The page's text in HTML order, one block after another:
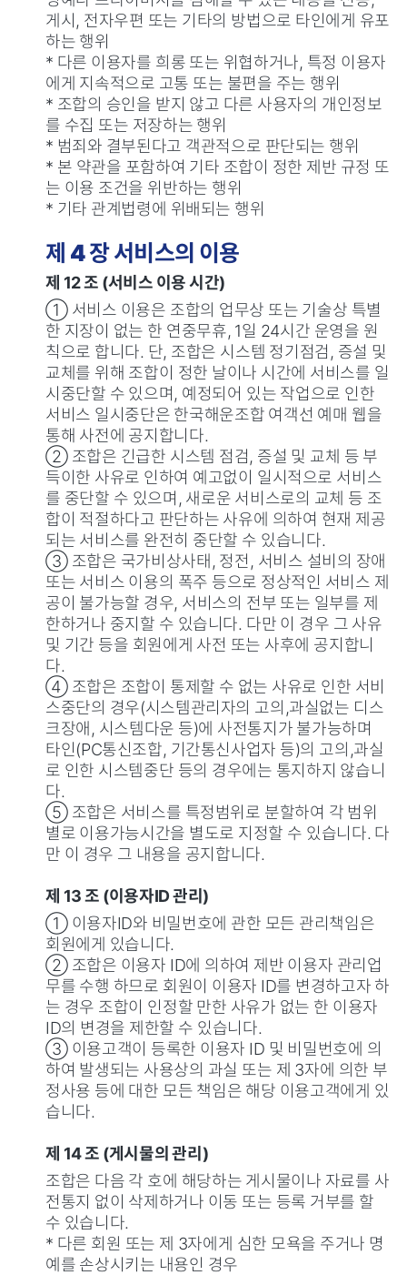
게시, 전자우편 또는 기타의 방법으로 타인에게 유포
하는 행위
* 다른 이용자를 희롱 또는 위협하거나, 특정 이용자
에게 지속적으로 고통 또는 불편을 주는 행위
* 조합의 승인을 받지 않고 다른 사용자의 개인정보
를 수집 또는 저장하는 행위
* 범죄와 결부된다고 객관적으로 판단되는 행위
* 본 약관을 포함하여 기타 조합이 정한 제반 규정 또
는 이용 조건을 위반하는 행위
* 기타 관계법령에 위배되는 행위
제 4 장 서비스의 이용
제 12 조 (서비스 이용 시간)
① 서비스 이용은 조합의 업무상 또는 기술상 특별
한 지장이 없는 한 연중무휴, 1일 24시간 운영을 원
칙으로 합니다. 단, 조합은 시스템 정기점검, 증설 및
교체를 위해 조합이 정한 날이나 시간에 서비스를 일
시중단할 수 있으며, 예정되어 있는 작업으로 인한
서비스 일시중단은 한국해운조합 여객선 예매 웹을
통해 사전에 공지합니다.
② 조합은 긴급한 시스템 점검, 증설 및 교체 등 부
득이한 사유로 인하여 예고없이 일시적으로 서비스
를 중단할 수 있으며, 새로운 서비스로의 교체 등 조
합이 적절하다고 판단하는 사유에 의하여 현재 제공
되는 서비스를 완전히 중단할 수 있습니다.
③ 조합은 국가비상사태, 정전, 서비스 설비의 장애
또는 서비스 이용의 폭주 등으로 정상적인 서비스 제
공이 불가능할 경우, 서비스의 전부 또는 일부를 제
한하거나 중지할 수 있습니다. 다만 이 경우 그 사유
및 기간 등을 회원에게 사전 또는 사후에 공지합니
다.
④ 조합은 조합이 통제할 수 없는 사유로 인한 서비
스중단의 경우(시스템관리자의 고의,과실없는 디스
크장애, 시스템다운 등)에 사전통지가 불가능하며
타인(PC통신조합, 기간통신사업자 등)의 고의,과실
로 인한 시스템중단 등의 경우에는 통지하지 않습니
다.
⑤ 조합은 서비스를 특정범위로 분할하여 각 범위
별로 이용가능시간을 별도로 지정할 수 있습니다. 다
만 이 경우 그 내용을 공지합니다.
제 13 조 (이용자ID 관리)
① 이용자ID와 비밀번호에 관한 모든 관리책임은
회원에게 있습니다.
② 조합은 이용자 ID에 의하여 제반 이용자 관리업
무를 수행 하므로 회원이 이용자 ID를 변경하고자 하
는 경우 조합이 인정할 만한 사유가 없는 한 이용자
ID의 변경을 제한할 수 있습니다.
③ 이용고객이 등록한 이용자 ID 및 비밀번호에 의
하여 발생되는 사용상의 과실 또는 제 3자에 의한 부
정사용 등에 대한 모든 책임은 해당 이용고객에게 있
습니다.
제 14 조 (게시물의 관리)
조합은 다음 각 호에 해당하는 게시물이나 자료를 사
전통지 없이 삭제하거나 이동 또는 등록 거부를 할
수 있습니다.
* 다른 회원 또는 제 3자에게 심한 모욕을 주거나 명
예를 손상시키는 내용인 경우